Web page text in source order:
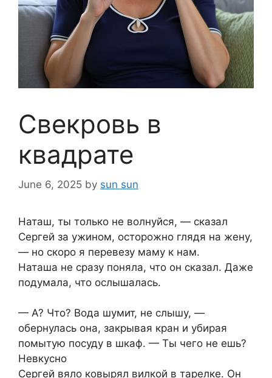
Свекровь в
квадрате
June 6, 2025 by sun sun
Наташ, ты только не волнуйся, — сказал
Сергей за ужином, осторожно глядя на жену,
— но скоро я перевезу маму к нам.
Наташа не сразу поняла, что он сказал. Даже
подумала, что ослышалась.
— А? Что? Вода шумит, не слышу, —
обернулась она, закрывая кран и убирая
помытую посуду в шкаф. — Ты чего не ешь?
Невкусно
Сергей вяло ковырял вилкой в тарелке. Он